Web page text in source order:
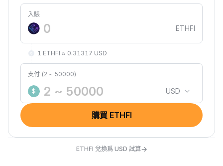
入賬
ETHFI
1 ETHFI ≈ 0.31317 USD
支付 (2 ~ 50000)
$ USD
購買 ETHFI
ETHFI 兌換爲 USD 試算→